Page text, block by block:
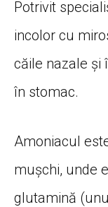
Potrivit
incolor cu
căile nazale și
în stomac.
Amoniacul
mușchi, unde
glutamină